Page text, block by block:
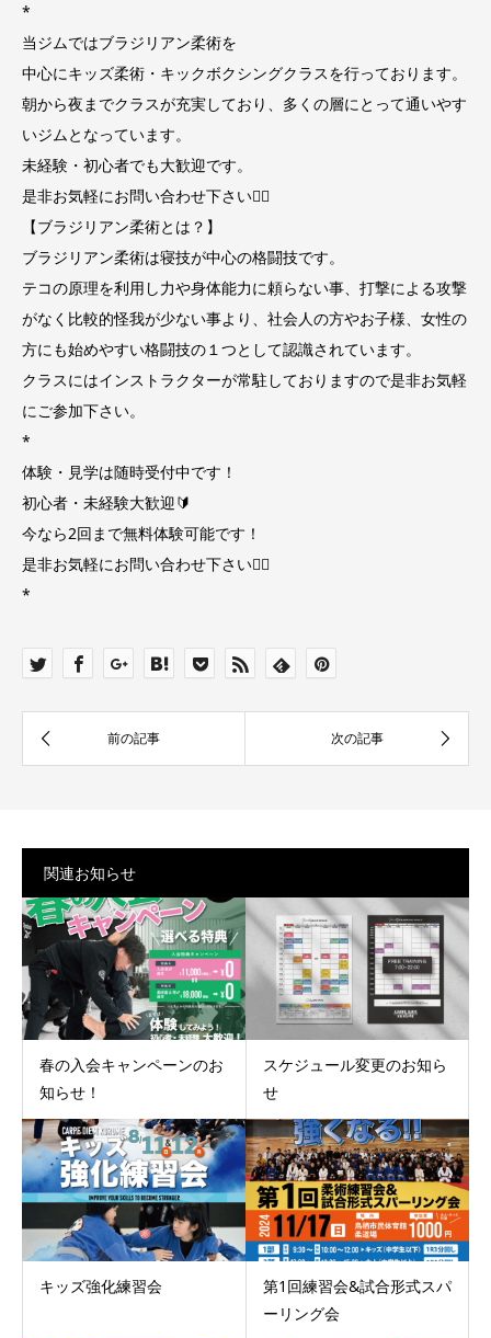
*
当ジムではブラジリアン柔術を
中心にキッズ柔術・キックボクシングクラスを行っております。
朝から夜までクラスが充実しており、多くの層にとって通いやす
いジムとなっています。
未経験・初心者でも大歓迎です。
是非お気軽にお問い合わせ下さい🙇‍♂️
【ブラジリアン柔術とは？】
ブラジリアン柔術は寝技が中心の格闘技です。
テコの原理を利用し力や身体能力に頼らない事、打撃による攻撃
がなく比較的怪我が少ない事より、社会人の方やお子様、女性の
方にも始めやすい格闘技の１つとして認識されています。
クラスにはインストラクターが常駐しておりますので是非お気軽
にご参加下さい。
*
体験・見学は随時受付中です！
初心者・未経験大歓迎🔰
今なら2回まで無料体験可能です！
是非お気軽にお問い合わせ下さい🙇‍♂️
*
関連お知らせ
春の入会キャンペーンのお
知らせ！
スケジュール変更のお知ら
せ
キッズ強化練習会
第1回練習会&試合形式スパ
ーリング会